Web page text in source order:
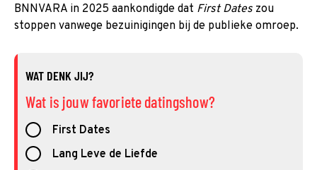
BNNVARA in 2025 aankondigde dat First Dates zou
stoppen vanwege bezuinigingen bij de publieke omroep.
WAT DENK JIJ?
Wat is jouw favoriete datingshow?
First Dates
Lang Leve de Liefde